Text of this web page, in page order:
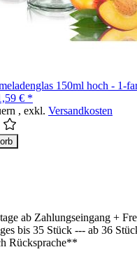
150ml hoch - 1-
€ *
, exkl. Versandkosten
ab Zahlungseingang +
bis 35 Stück --- ab 36
Rücksprache**